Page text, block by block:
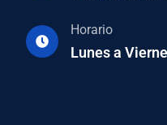
Horario
Lunes a